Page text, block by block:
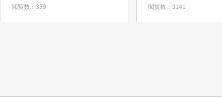
閲覧数：339 閲覧数：3141